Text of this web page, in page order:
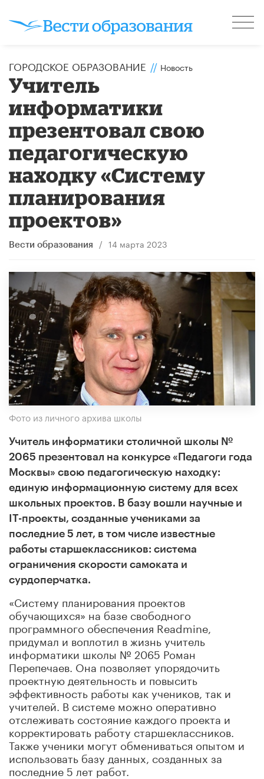
ГОРОДСКОЕ ОБРАЗОВАНИЕ // Новость
Учитель
информатики
презентовал свою
педагогическую
находку «Систему
планирования
проектов»
Вести образования / 14 марта 2023
Фото из личного архива школы
Учитель информатики столичной школы №
2065 презентовал на конкурсе «Педагоги года
Москвы» свою педагогическую находку:
единую информационную систему для всех
школьных проектов. В базу вошли научные и
IT-проекты, созданные учениками за
последние 5 лет, в том числе известные
работы старшеклассников: система
ограничения скорости самоката и
сурдоперчатка.
«Систему планирования проектов
обучающихся» на базе свободного
программного обеспечения Readmine,
придумал и воплотил в жизнь учитель
информатики школы № 2065 Роман
Перепечаев. Она позволяет упорядочить
проектную деятельность и повысить
эффективность работы как учеников, так и
учителей. В системе можно оперативно
отслеживать состояние каждого проекта и
корректировать работу старшеклассников.
Также ученики могут обмениваться опытом и
использовать базу данных, созданных за
последние 5 лет работ.